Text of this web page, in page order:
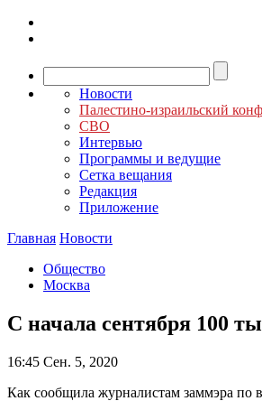
Новости
Палестино-израильский
СВО
Интервью
Программы и ведущие
Сетка вещания
Редакция
Приложение
Главная Новости
Общество
Москва
С начала сентября 100
16:45 Сен. 5, 2020
Как сообщила журналистам заммэра по